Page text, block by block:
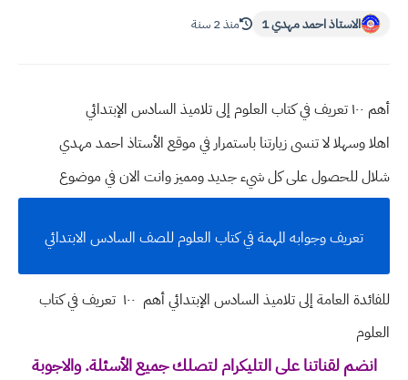
الاستاذ احمد مهدي 1 منذ 2 سنة
أهم ١٠٠ تعريف في كتاب العلوم إلى تلاميذ السادس الإبتدائي
اهلا وسهلالا تنسى زيارتنا باستمرار في موقع الأستاذ احمد مهدي
شلال للحصول على كل شيء جديد ومميز وانت الان في موضوع
تعريف وجوابه المهمة في كتاب العلوم للصف السادس الابتدائي
للفائدة العامة إلى تلاميذ السادس الإبتدائي أهم ١٠٠ تعريف في كتاب
العلوم
انضم لقناتنا على التليكرام لتصلك جميع الأسئلة. والاجوبة